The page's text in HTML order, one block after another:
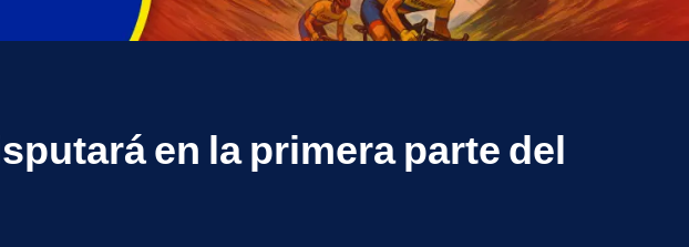
en la primera parte del